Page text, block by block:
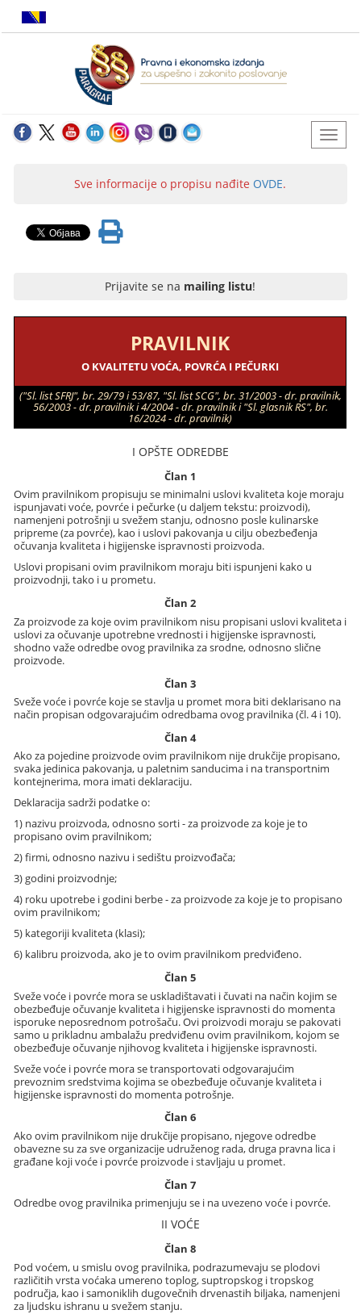
Sve informacije o propisu nađite OVDE.
Prijavite se na mailing listu!
PRAVILNIK
O KVALITETU VOĆA, POVRĆA I PEČURKI
("Sl. list SFRJ", br. 29/79 i 53/87, "Sl. list SCG", br. 31/2003 - dr. pravilnik,
56/2003 - dr. pravilnik i 4/2004 - dr. pravilnik i "Sl. glasnik RS", br.
16/2024 - dr. pravilnik)
I OPŠTE ODREDBE
Član 1
Ovim pravilnikom propisuju se minimalni uslovi kvaliteta koje moraju
ispunjavati voće, povrće i pečurke (u daljem tekstu: proizvodi),
namenjeni potrošnji u svežem stanju, odnosno posle kulinarske
pripreme (za povrće), kao i uslovi pakovanja u cilju obezbeđenja
očuvanja kvaliteta i higijenske ispravnosti proizvoda.
Uslovi propisani ovim pravilnikom moraju biti ispunjeni kako u
proizvodnji, tako i u prometu.
Član 2
Za proizvode za koje ovim pravilnikom nisu propisani uslovi kvaliteta i
uslovi za očuvanje upotrebne vrednosti i higijenske ispravnosti,
shodno važe odredbe ovog pravilnika za srodne, odnosno slične
proizvode.
Član 3
Sveže voće i povrće koje se stavlja u promet mora biti deklarisano na
način propisan odgovarajućim odredbama ovog pravilnika (čl. 4 i 10).
Član 4
Ako za pojedine proizvode ovim pravilnikom nije drukčije propisano,
svaka jedinica pakovanja, u paletnim sanducima i na transportnim
kontejnerima, mora imati deklaraciju.
Deklaracija sadrži podatke o:
1) nazivu proizvoda, odnosno sorti - za proizvode za koje je to
propisano ovim pravilnikom;
2) firmi, odnosno nazivu i sedištu proizvođača;
3) godini proizvodnje;
4) roku upotrebe i godini berbe - za proizvode za koje je to propisano
ovim pravilnikom;
5) kategoriji kvaliteta (klasi);
6) kalibru proizvoda, ako je to ovim pravilnikom predviđeno.
Član 5
Sveže voće i povrće mora se uskladištavati i čuvati na način kojim se
obezbeđuje očuvanje kvaliteta i higijenske ispravnosti do momenta
isporuke neposrednom potrošaču. Ovi proizvodi moraju se pakovati
samo u prikladnu ambalažu predviđenu ovim pravilnikom, kojom se
obezbeđuje očuvanje njihovog kvaliteta i higijenske ispravnosti.
Sveže voće i povrće mora se transportovati odgovarajućim
prevoznim sredstvima kojima se obezbeđuje očuvanje kvaliteta i
higijenske ispravnosti do momenta potrošnje.
Član 6
Ako ovim pravilnikom nije drukčije propisano, njegove odredbe
obavezne su za sve organizacije udruženog rada, druga pravna lica i
građane koji voće i povrće proizvode i stavljaju u promet.
Član 7
Odredbe ovog pravilnika primenjuju se i na uvezeno voće i povrće.
II VOĆE
Član 8
Pod voćem, u smislu ovog pravilnika, podrazumevaju se plodovi
različitih vrsta voćaka umereno toplog, suptropskog i tropskog
područja, kao i samoniklih dugovečnih drvenastih biljaka, namenjeni
za ljudsku ishranu u svežem stanju.